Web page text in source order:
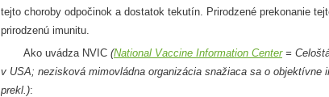
tejto choroby odpočinok a dostatok tekutín. Prirodzené prekonanie
prirodzenú imunitu.
Ako uvádza NVIC (National Vaccine Information Center=
v USA; nezisková mimovládna organizácia snažiaca sa o objektívne
prekl.):